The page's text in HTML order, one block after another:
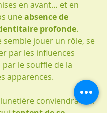
en avant… et en
une absence de
profonde.
semble jouer un rôle, se
par les influences
par le souffle de la
apparences.
lunetière conviendra aux
tentent de se